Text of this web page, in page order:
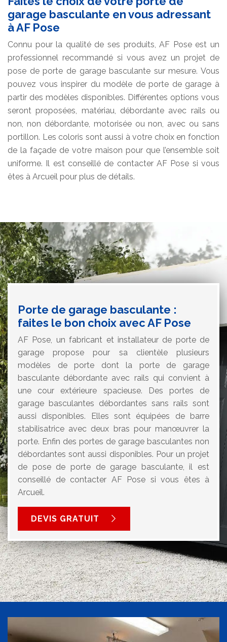
garage basculante en vous adressant
à AF Pose
Connu pour la qualité de ses produits, AF Pose est un
professionnel recommandé si vous avez un projet de
pose de porte de garage basculante sur mesure. Vous
pouvez vous inspirer du modèle de porte de garage à
partir des modèles disponibles. Différentes options vous
seront proposées, matériau, débordante avec rails ou
non, non débordante, motorisée ou non, avec ou sans
portillon. Les coloris sont aussi à votre choix en fonction
de la façade de votre maison pour que l’ensemble soit
uniforme. Il est conseillé de contacter AF Pose si vous
êtes à Arcueil pour plus de détails.
Porte de garage basculante :
faites le bon choix avec AF Pose
AF Pose, un fabricant et installateur de porte de
garage propose pour sa clientèle plusieurs
modèles de porte dont la porte de garage
basculante débordante avec rails qui convient à
une cour extérieure spacieuse. Des portes de
garage basculantes débordantes sans rails sont
aussi disponibles. Elles sont équipées de barre
stabilisatrice avec deux bras pour manœuvrer la
porte. Enfin des portes de garage basculantes non
débordantes sont aussi disponibles. Pour un projet
de pose de porte de garage basculante, il est
conseillé de contacter AF Pose si vous êtes à
Arcueil.
DEVIS GRATUIT